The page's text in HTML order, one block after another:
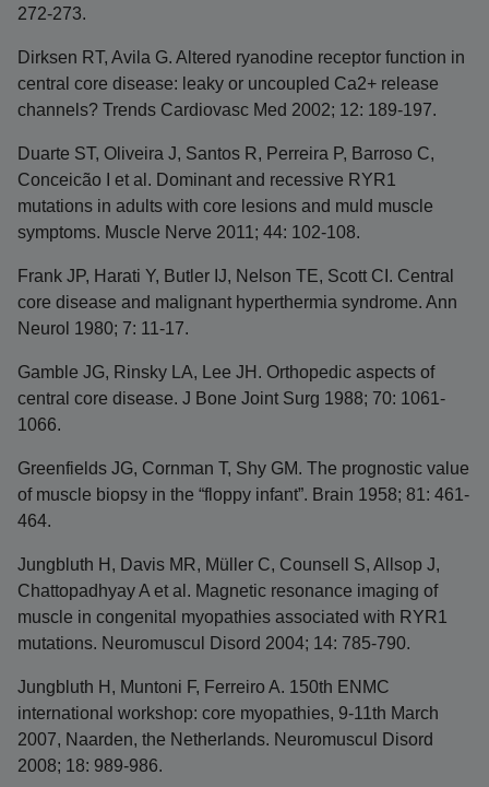
272-273.
Dirksen RT, Avila G. Altered ryanodine receptor function in
central core disease: leaky or uncoupled Ca2+ release
channels? Trends Cardiovasc Med 2002; 12: 189-197.
Duarte ST, Oliveira J, Santos R, Perreira P, Barroso C,
Conceicão I et al. Dominant and recessive RYR1
mutations in adults with core lesions and muld muscle
symptoms. Muscle Nerve 2011; 44: 102-108.
Frank JP, Harati Y, Butler IJ, Nelson TE, Scott CI. Central
core disease and malignant hyperthermia syndrome. Ann
Neurol 1980; 7: 11-17.
Gamble JG, Rinsky LA, Lee JH. Orthopedic aspects of
central core disease. J Bone Joint Surg 1988; 70: 1061-
1066.
Greenfields JG, Cornman T, Shy GM. The prognostic value
of muscle biopsy in the “floppy infant”. Brain 1958; 81: 461-
464.
Jungbluth H, Davis MR, Müller C, Counsell S, Allsop J,
Chattopadhyay A et al. Magnetic resonance imaging of
muscle in congenital myopathies associated with RYR1
mutations. Neuromuscul Disord 2004; 14: 785-790.
Jungbluth H, Muntoni F, Ferreiro A. 150th ENMC
international workshop: core myopathies, 9-11th March
2007, Naarden, the Netherlands. Neuromuscul Disord
2008; 18: 989-986.